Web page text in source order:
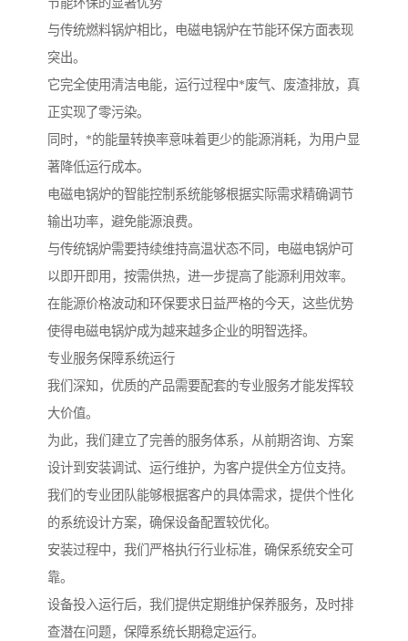
节能环保的显著优势
与传统燃料锅炉相比，电磁电锅炉在节能环保方面表现
突出。
它完全使用清洁电能，运行过程中*废气、废渣排放，真
正实现了零污染。
同时，*的能量转换率意味着更少的能源消耗，为用户显
著降低运行成本。
电磁电锅炉的智能控制系统能够根据实际需求精确调节
输出功率，避免能源浪费。
与传统锅炉需要持续维持高温状态不同，电磁电锅炉可
以即开即用，按需供热，进一步提高了能源利用效率。
在能源价格波动和环保要求日益严格的今天，这些优势
使得电磁电锅炉成为越来越多企业的明智选择。
专业服务保障系统运行
我们深知，优质的产品需要配套的专业服务才能发挥较
大价值。
为此，我们建立了完善的服务体系，从前期咨询、方案
设计到安装调试、运行维护，为客户提供全方位支持。
我们的专业团队能够根据客户的具体需求，提供个性化
的系统设计方案，确保设备配置较优化。
安装过程中，我们严格执行行业标准，确保系统安全可
靠。
设备投入运行后，我们提供定期维护保养服务，及时排
查潜在问题，保障系统长期稳定运行。